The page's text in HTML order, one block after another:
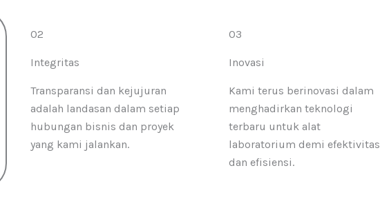
02
Integritas
Transparansi dan kejujuran
adalah landasan dalam setiap
hubungan bisnis dan proyek
yang kami jalankan.
03
Inovasi
Kami terus berinovasi dalam
menghadirkan teknologi
terbaru untuk alat
laboratorium demi efektivitas
dan efisiensi.